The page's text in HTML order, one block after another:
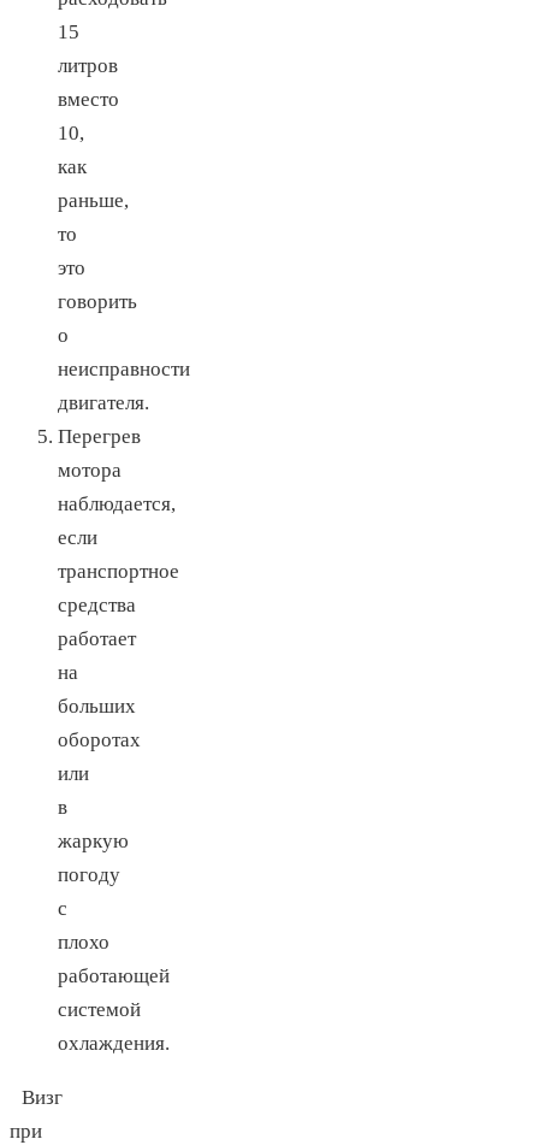
15
литров
вместо
10,
как
раньше,
то
это
говорить
о
неисправности
двигателя.
Перегрев
мотора
наблюдается,
если
транспортное
средства
работает
на
больших
оборотах
или
в
жаркую
погоду
с
плохо
работающей
системой
охлаждения.
Визг
при